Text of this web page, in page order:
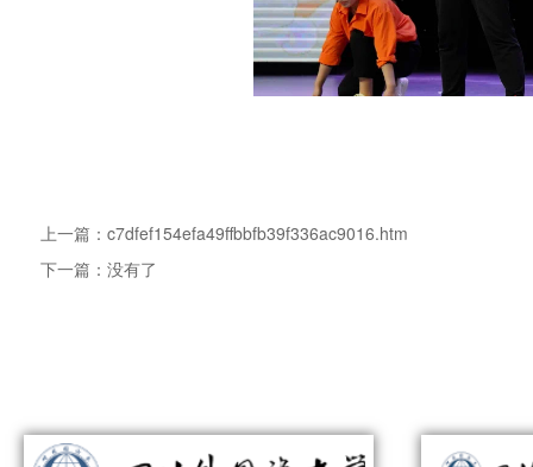
上一篇：c7dfef154efa49ffbbfb39f336ac9016.htm
下一篇：没有了